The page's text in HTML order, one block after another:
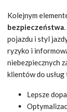
Kolejnym
bezpieczeństwa
pojazdu i styl
ryzyko i
niebezpiecznych
klientów do
Lepsze